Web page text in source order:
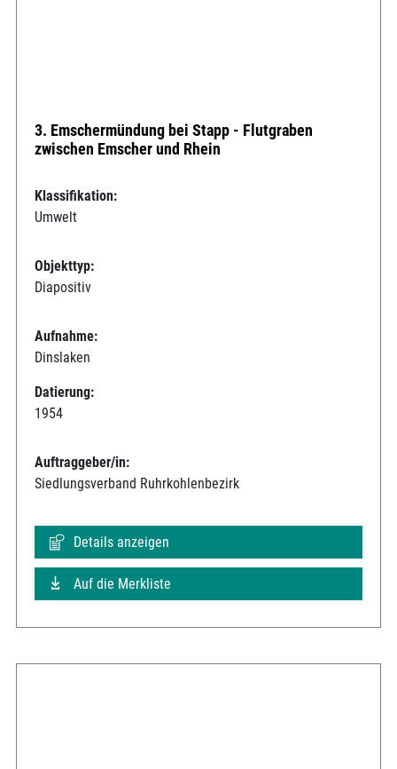
3. Emschermündung bei Stapp - Flutgraben
zwischen Emscher und Rhein
Klassifikation:
Umwelt
Objekttyp:
Diapositiv
Aufnahme:
Dinslaken
Datierung:
1954
Auftraggeber/in:
Siedlungsverband Ruhrkohlenbezirk
Details anzeigen
Auf die Merkliste